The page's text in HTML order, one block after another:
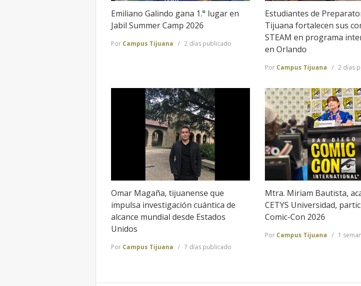
Emiliano Galindo gana 1.° lugar en
Jabil Summer Camp 2026
Por Campus Tijuana 2 días publicado
Estudiantes de
Tijuana fortalecen sus
STEAM en programa
en Orlando
Por Campus Tijuana 2 días
Omar Magaña, tijuanense que
impulsa investigación cuántica de
alcance mundial desde Estados
Unidos
Por Campus Tijuana 7 días publicado
Mtra. Miriam Bautista,
CETYS Universidad,
Comic-Con 2026
Por Campus Tijuana 1